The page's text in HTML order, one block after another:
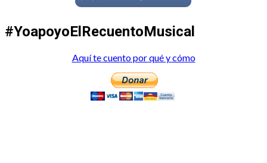
#YoapoyoElRecuentoMusical
Aquí te cuento por qué y cómo